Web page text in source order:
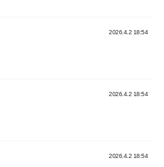
2026.4.2 18:54
2026.4.2 18:54
2026.4.2 18:54